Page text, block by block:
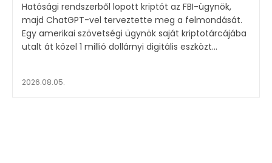
Hatósági rendszerből lopott kriptót az FBI-ügynök,
majd ChatGPT-vel terveztette meg a felmondását.
Egy amerikai szövetségi ügynök saját kriptotárcájába
utalt át közel 1 millió dollárnyi digitális eszközt...
2026.08.05.